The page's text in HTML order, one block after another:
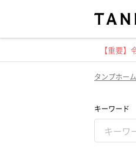
【重要
タンプホーム
キーワード